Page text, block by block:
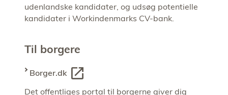
udenlandske kandidater, og udsøg potentielle
kandidater i Workindenmarks CV-bank.
Til borgere
Borger.dk
Det offentliges portal til borgerne giver dig